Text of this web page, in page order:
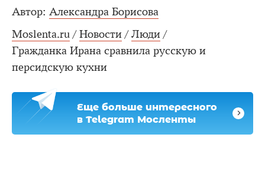
Автор: Александра Борисова
Moslenta.ru / Новости / Люди /
Гражданка Ирана сравнила русскую и
персидскую кухни
Еще больше интересного
в Telegram Мосленты